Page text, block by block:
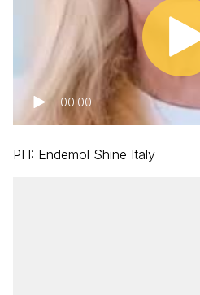
00:00
PH: Endemol Shine Italy